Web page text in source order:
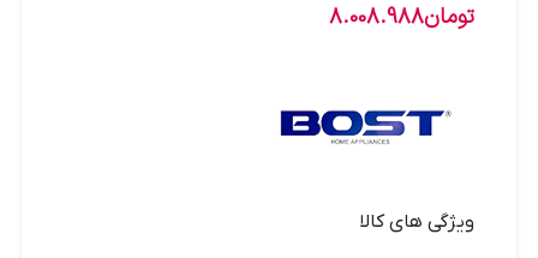
تومان8.008.988
ویژگی های کالا